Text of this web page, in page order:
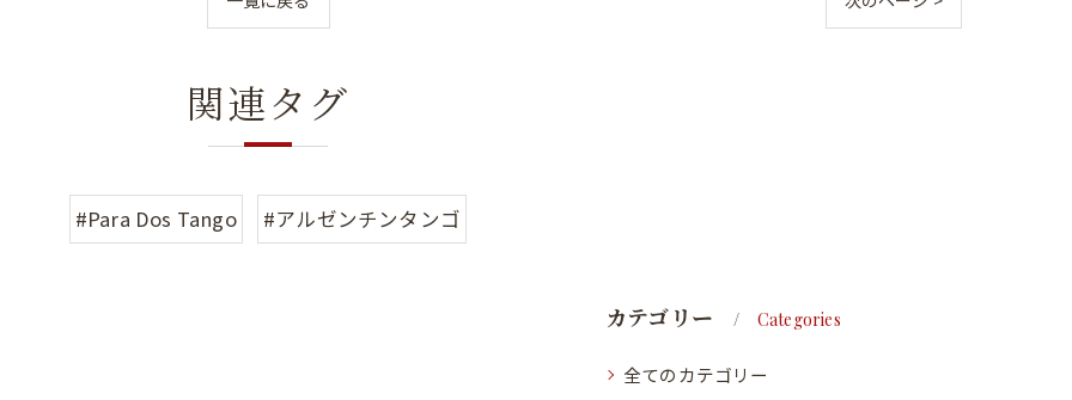
関連タグ
#Para Dos Tango #アルゼンチンタンゴ
カテゴリー Categories
全てのカテゴリー